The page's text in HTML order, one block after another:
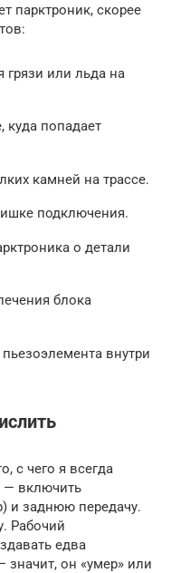
парктроник, скорее
грязи или льда на
попадает
камней на трассе.
подключения.
о детали
блока
внутри
с чего я всегда
— включить
и заднюю передачу.
Рабочий
едва
он «умер» или